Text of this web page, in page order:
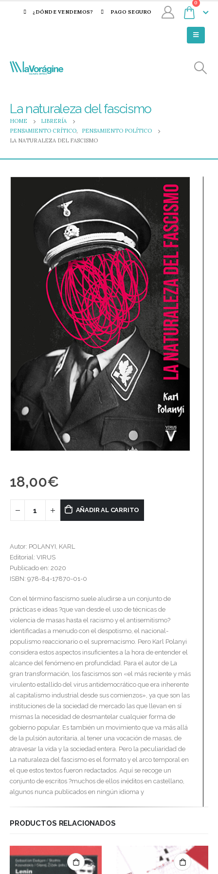
¿DÓNDE VENDEMOS? PAGO SEGURO
0
La naturaleza del fascismo
HOME
LIBRERÍA
PENSAMIENTO CRÍTICO,
PENSAMIENTO POLÍTICO
LA NATURALEZA DEL FASCISMO
18,00€
AÑADIR AL CARRITO
Autor: POLANYI, KARL
Editorial: VIRUS
Publicado en: 2020
ISBN: 978-84-17870-01-0
Con el término fascismo suele aludirse a un conjunto de
prácticas e ideas ?que van desde el uso de técnicas de
violencia de masas hasta el racismo y el antisemitismo?
identificadas a menudo con el despotismo, el nacional-
populismo reaccionario o el supremacismo. Pero Karl Polanyi
considera estos aspectos insuficientes a la hora de entender el
alcance del fenómeno en profundidad. Para el autor de La
gran transformación, los fascismos son «el más reciente y más
virulento estallido del virus antidemocrático que era inherente
al capitalismo industrial desde sus comienzos», ya que son las
instituciones de la sociedad de mercado las que llevan en sí
mismas la necesidad de desmantelar cualquier forma de
gobierno popular. Es también un movimiento que va más allá
de la pulsión autoritaria, al tener una vocación de masas, de
atravesar la vida y la sociedad entera. Pero la peculiaridad de
La naturaleza del fascismo es el formato y el arco temporal en
el que estos textos fueron redactados. Aquí se recoge un
conjunto de escritos ?muchos de ellos inéditos en castellano,
algunos nunca publicados en ningún idioma y
PRODUCTOS RELACIONADOS